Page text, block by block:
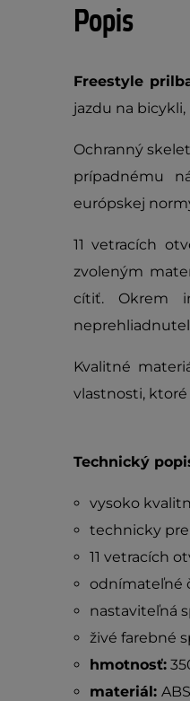
Popis
Freestyle
jazdu na
Ochranný
prípadnému
európskej
11 vetracích
zvoleným
cítiť. Okrem
Kvalitné
vlastnosti, ktoré
Technický
vysoko
technicky
11 vetracích
odnímateľné
nastaviteľná
živé farebné
hmotnosť:
materiál: